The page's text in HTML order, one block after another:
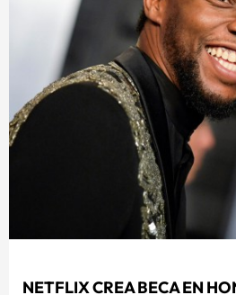
NETFLIX CREA BECA EN